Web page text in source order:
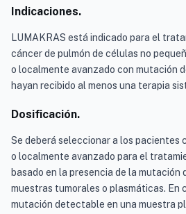
Indicaciones.
LUMAKRAS está indicado para el
cáncer de pulmón de células no
o localmente avanzado con mutación
hayan recibido al menos una terapia
Dosificación.
Se deberá seleccionar a los pacientes
o localmente avanzado para el
basado en la presencia de la mutación
muestras tumorales o plasmáticas. En
mutación detectable en una muestra